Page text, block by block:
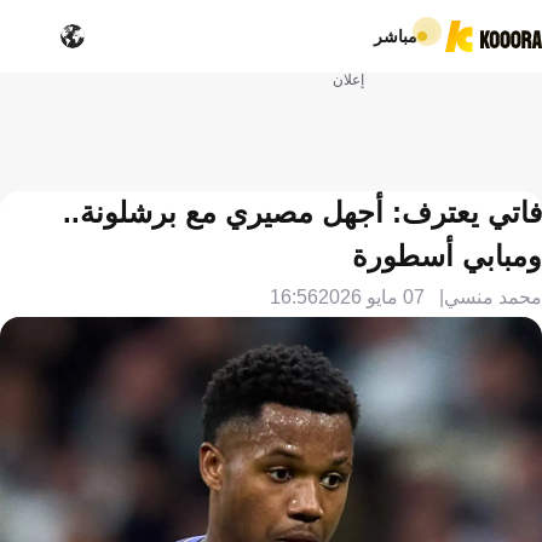
مباشر
إعلان
فاتي يعترف: أجهل مصيري مع برشلونة..
ومبابي أسطورة
محمد منسي 07 مايو 2026 16:56